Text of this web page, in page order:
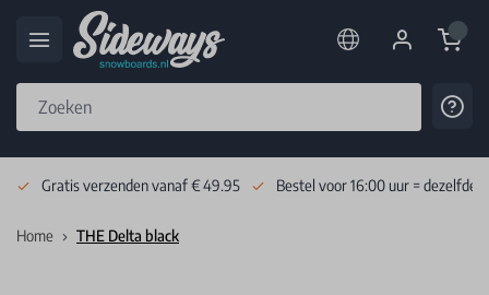
Cart
Gratis verzenden vanaf € 49.95 Bestel voor 16:00 uur = dezelfde
Home THE Delta black